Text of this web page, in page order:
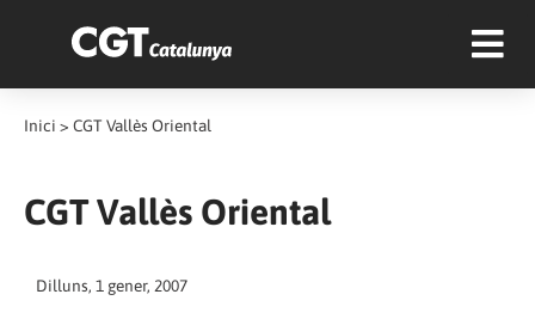
Inici > CGT Vallès Oriental
CGT Vallès Oriental
Dilluns, 1 gener, 2007